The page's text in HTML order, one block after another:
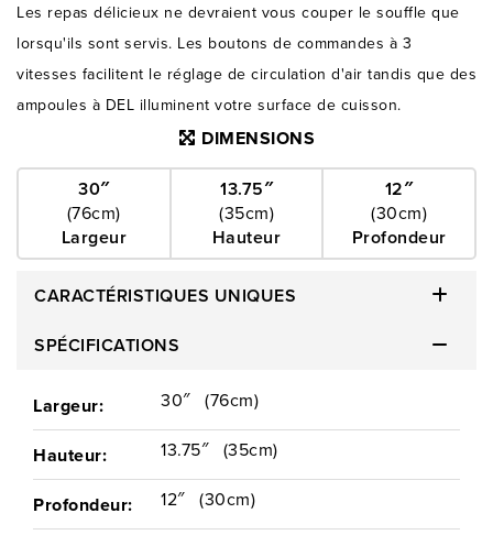
Les repas délicieux ne devraient vous couper le souffle que
lorsqu'ils sont servis. Les boutons de commandes à 3
vitesses facilitent le réglage de circulation d'air tandis que des
ampoules à DEL illuminent votre surface de cuisson.
DIMENSIONS
30″
(76cm)
Largeur
13.75″
(35cm)
Hauteur
12″
(30cm)
Profondeur
CARACTÉRISTIQUES UNIQUES
SPÉCIFICATIONS
Largeur: 30″(76cm)
Hauteur: 13.75″(35cm)
Profondeur: 12″(30cm)